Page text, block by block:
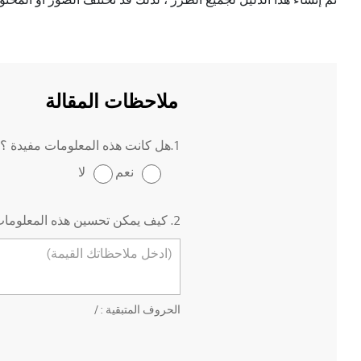
ملاحظات المقالة
1.هل كانت هذه المعلومات مفيدة ؟
نعم لا
2. كيف يمكن تحسين هذه المعلومات ؟
الحروف المتبقية :/